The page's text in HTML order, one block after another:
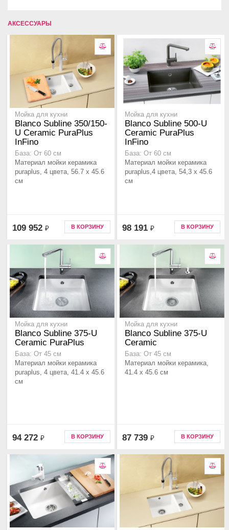
АКСЕССУАРЫ
Мойка для кухни
Blanco Subline 350/150-
U Ceramic PuraPlus
InFino
База: От 60 см
Материал мойки керамика
puraplus, 4 цвета, 56.7 x 45.6
см
109 952 ₽ В КОРЗИНУ
Мойка для кухни
Blanco Subline 500-U
Ceramic PuraPlus
InFino
База: От 60 см
Материал мойки керамика
puraplus,4 цвета, 54,3 x 45.6
см
98 191 ₽ В КОРЗИНУ
Мойка для кухни
Blanco Subline 375-U
Ceramic PuraPlus
База: От 45 см
Материал мойки керамика
puraplus, 4 цвета, 41.4 x 45.6
см
94 272 ₽ В КОРЗИНУ
Мойка для кухни
Blanco Subline 375-U
Ceramic
База: От 45 см
Материал мойки керамика,
41.4 x 45.6 см
87 739 ₽ В КОРЗИНУ